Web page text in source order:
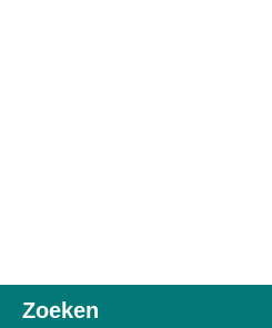
Zoeken